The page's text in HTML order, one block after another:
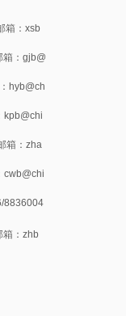
箱：xsb
：gjb@
hyb@ch
kpb@chi
箱：zha
cwb@chi
8836004
：zhb